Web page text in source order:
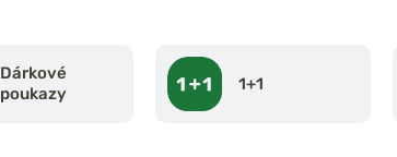
Dárkové
poukazy
1+1